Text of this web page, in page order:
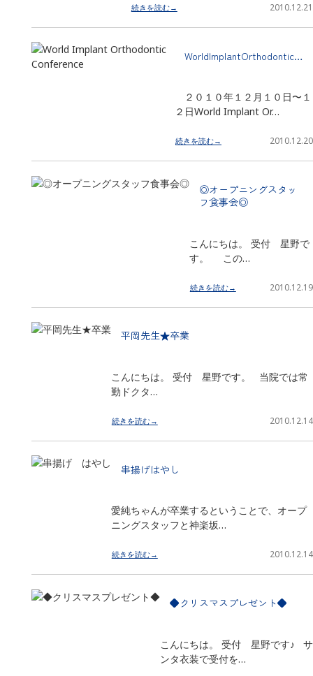
続きを読む→ 2010.12.21
WorldImplantOrthodontic…
２０１０年１２月１０日〜１
２日World Implant Or…
続きを読む→ 2010.12.20
◎オープニングスタッ
フ食事会◎
こんにちは。 受付 星野で
す。 この…
続きを読む→ 2010.12.19
平岡先生★卒業
こんにちは。 受付 星野です。 当院では常
勤ドクタ…
続きを読む→ 2010.12.14
串揚げはやし
愛純ちゃんが卒業するということで、オープ
ニングスタッフと神楽坂…
続きを読む→ 2010.12.14
◆クリスマスプレゼント◆
こんにちは。 受付 星野です♪ サ
ンタ衣装で受付を…